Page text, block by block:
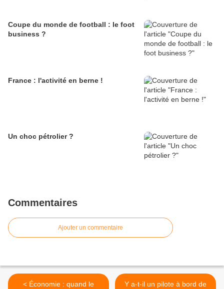
Coupe du monde de football : le foot
business ?
France : l'activité en berne !
Un choc pétrolier ?
Commentaires
Ajouter un commentaire
< Économie : quand le
Y a-t-il un pilote à bord de